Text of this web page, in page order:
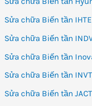
Sửa chữa Biến tần
Sửa chữa Biến tần
Sửa chữa Biến tần
Sửa chữa Biến tần INVT
Sửa chữa Biến tần JACT